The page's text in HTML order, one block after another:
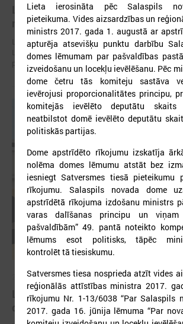
Latvijas Pašvaldību savienības un
ministrijas sarunas
Latvijas Pašvaldību savienība aicina piedalīties
Latvijas Pašvaldību savienības sarunās, kas
plkst. 14:30 LPS 4. stāva zālē (Mazā Pils iela 1,
2026. gada 15. jūlijs
LPS: Interaktīvā karte vienkopus
detalizētu informāciju par skolu
Lieta ierosināta pēc Salaspils
pieteikuma. Vides aizsardzības un
ministrs 2017. gada 1. augustā ar
apturēja atsevišķu punktu darbību
domes lēmumam par pašvaldības
izveidošanu un locekļu ievēlēšanu. Pēc
dome četru tās komiteju sastāva
ievērojusi proporcionalitātes principu,
komitejās ievēlēto deputātu skaits
neatbilstot domē ievēlēto deputātu
politiskās partijas.
Dome apstrīdēto rīkojumu izskatīja
nolēma domes lēmumu atstāt bez
iesniegt Satversmes tiesā pieteikumu
rīkojumu. Salaspils novada dome
apstrīdētā rīkojuma izdošanu ministrs
varas dalīšanas principu un viņam
pašvaldībām” 49. pantā noteikto
lēmums esot politisks, tāpēc
kontrolēt tā tiesiskumu.
Satversmes tiesa nosprieda atzīt vides
reģionālās attīstības ministra 2017.
rīkojumu Nr. 1-13/6038 “Par Salaspils
2017. gada 16. jūnija lēmuma “Par